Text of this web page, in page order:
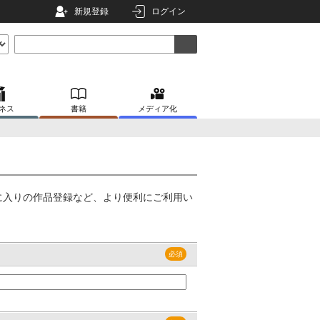
新規登録 ログイン
ス 書籍 メディア化
りの作品登録など、より便利にご利用い